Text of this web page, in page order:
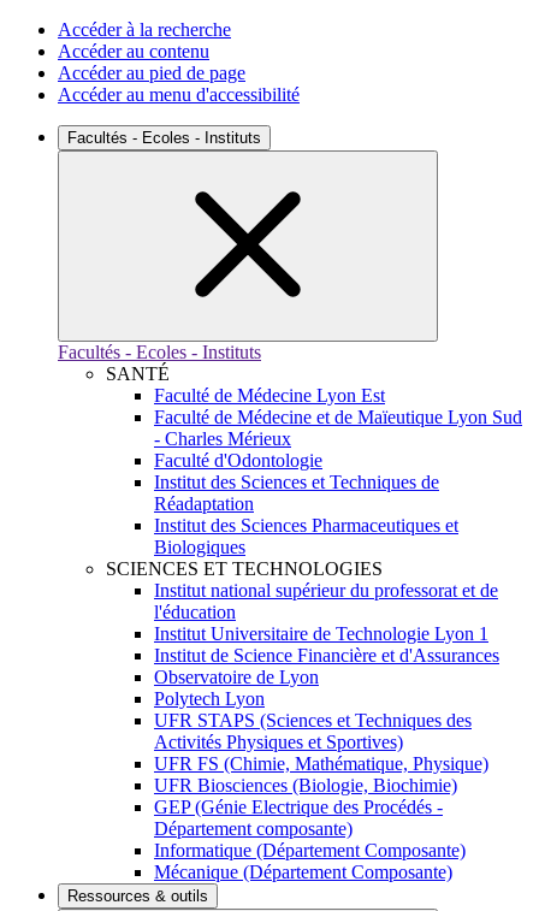
Accéder à la recherche
Accéder au contenu
Accéder au pied de page
Accéder au menu d'accessibilité
Facultés - Ecoles - Instituts
Facultés - Ecoles - Instituts
SANTÉ
Faculté de Médecine Lyon Est
Faculté de Médecine et de Maïeutique Lyon Sud
- Charles Mérieux
Faculté d'Odontologie
Institut des Sciences et Techniques de
Réadaptation
Institut des Sciences Pharmaceutiques et
Biologiques
SCIENCES ET TECHNOLOGIES
Institut national supérieur du professorat et de
l'éducation
Institut Universitaire de Technologie Lyon 1
Institut de Science Financière et d'Assurances
Observatoire de Lyon
Polytech Lyon
UFR STAPS (Sciences et Techniques des
Activités Physiques et Sportives)
UFR FS (Chimie, Mathématique, Physique)
UFR Biosciences (Biologie, Biochimie)
GEP (Génie Electrique des Procédés -
Département composante)
Informatique (Département Composante)
Mécanique (Département Composante)
Ressources & outils